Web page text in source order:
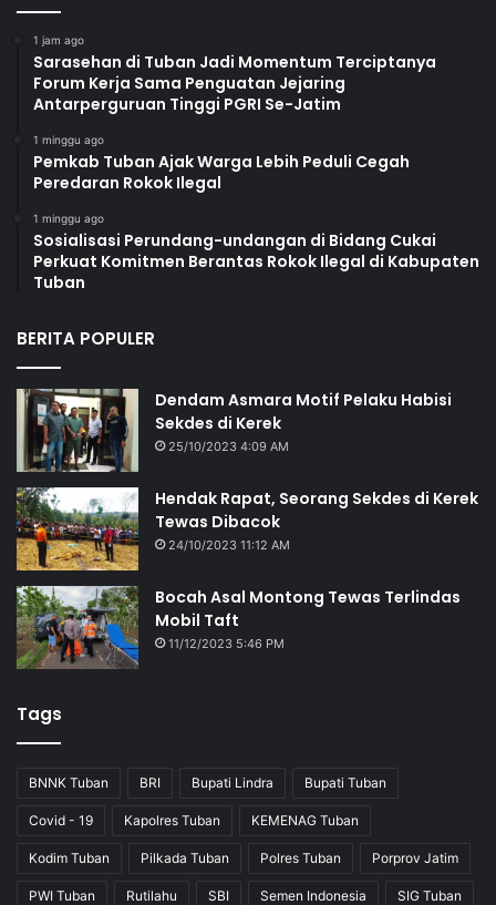
1 jam ago
Sarasehan di Tuban Jadi Momentum Terciptanya
Forum Kerja Sama Penguatan Jejaring
Antarperguruan Tinggi PGRI Se-Jatim
1 minggu ago
Pemkab Tuban Ajak Warga Lebih Peduli Cegah
Peredaran Rokok Ilegal
1 minggu ago
Sosialisasi Perundang-undangan di Bidang Cukai
Perkuat Komitmen Berantas Rokok Ilegal di Kabupaten
Tuban
BERITA POPULER
Dendam Asmara Motif Pelaku Habisi
Sekdes di Kerek
25/10/2023 4:09 AM
Hendak Rapat, Seorang Sekdes di Kerek
Tewas Dibacok
24/10/2023 11:12 AM
Bocah Asal Montong Tewas Terlindas
Mobil Taft
11/12/2023 5:46 PM
Tags
BNNK Tuban BRI Bupati Lindra Bupati Tuban
Covid - 19 Kapolres Tuban KEMENAG Tuban
Kodim Tuban Pilkada Tuban Polres Tuban Porprov Jatim
PWI Tuban Rutilahu SBI Semen Indonesia SIG Tuban